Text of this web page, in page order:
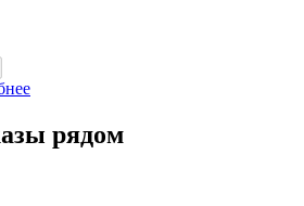
рядом